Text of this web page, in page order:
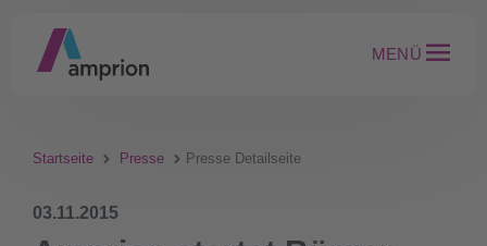
MENÜ
Startseite Presse Presse Detailseite
03.11.2015